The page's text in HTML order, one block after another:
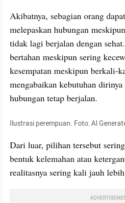
Akibatnya, sebagian orang
melepaskan hubungan
tidak lagi berjalan dengan
bertahan meskipun sering
kesempatan meskipun berkali-
mengabaikan kebutuhan
hubungan tetap berjalan.
Ilustrasi perempuan. Foto: AI
Dari luar, pilihan tersebut
bentuk kelemahan atau
realitasnya sering kali jauh